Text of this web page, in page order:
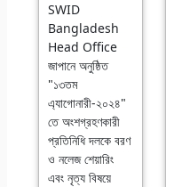
SWID
Bangladesh
Head Office
জাপানে অনুষ্ঠিত
"১৩তম
এ্যাগোনারী-২০২৪"
তে অংশগ্রহণকারী
প্রতিনিধি দলকে বরণ
ও নলেজ শেয়ারিং
এবং নৃত্য বিষয়ে